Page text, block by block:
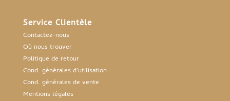
Service Clientèle
Contactez-nous
Où nous trouver
Politique de retour
Cond. générales d’utilisation
Cond. générales de vente
Mentions légales